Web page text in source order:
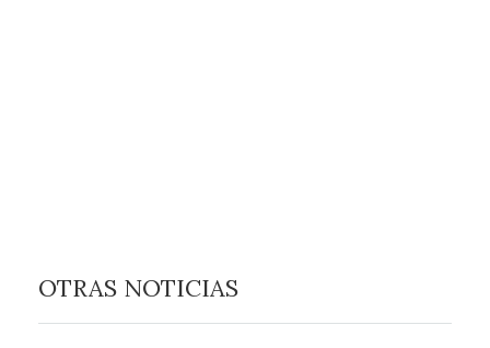
OTRAS NOTICIAS